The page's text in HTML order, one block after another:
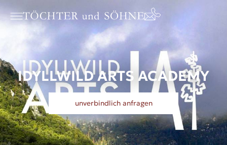
IDYLLWILD ARTS ACADEMY
unverbindlich anfragen